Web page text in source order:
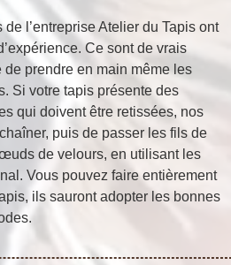
l’entreprise Atelier du Tapis ont
Ce sont de vrais
prendre en main même les
Si votre tapis présente des
qui doivent être retissées, nos
puis de passer les fils de
de velours, en utilisant les
Vous pouvez faire entièrement
ils sauront adopter les bonnes